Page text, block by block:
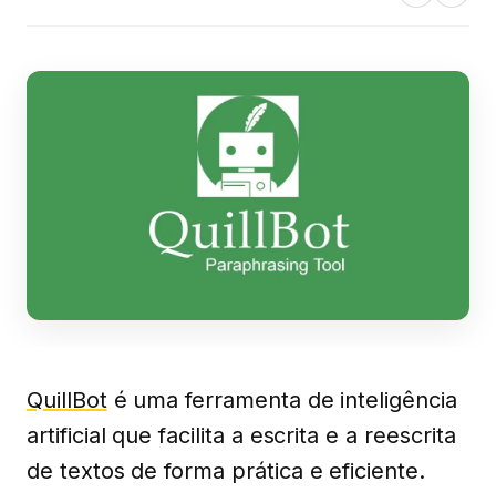
QuillBoté uma ferramenta de inteligência
artificial que facilita a escrita e a reescrita
de textos de forma prática e eficiente.